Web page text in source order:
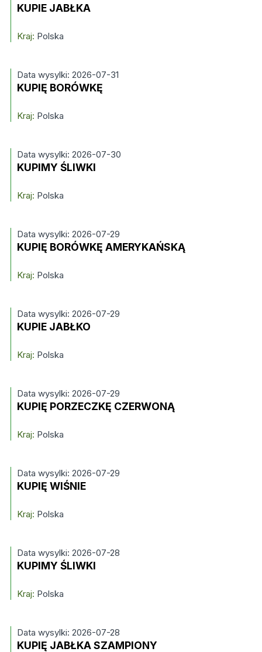
KUPIE JABŁKA
Kraj: Polska
Data wysylki: 2026-07-31
KUPIĘ BORÓWKĘ
Kraj: Polska
Data wysylki: 2026-07-30
KUPIMY ŚLIWKI
Kraj: Polska
Data wysylki: 2026-07-29
KUPIĘ BORÓWKĘ AMERYKAŃSKĄ
Kraj: Polska
Data wysylki: 2026-07-29
KUPIE JABŁKO
Kraj: Polska
Data wysylki: 2026-07-29
KUPIĘ PORZECZKĘ CZERWONĄ
Kraj: Polska
Data wysylki: 2026-07-29
KUPIĘ WIŚNIE
Kraj: Polska
Data wysylki: 2026-07-28
KUPIMY ŚLIWKI
Kraj: Polska
Data wysylki: 2026-07-28
KUPIĘ JABŁKA SZAMPIONY